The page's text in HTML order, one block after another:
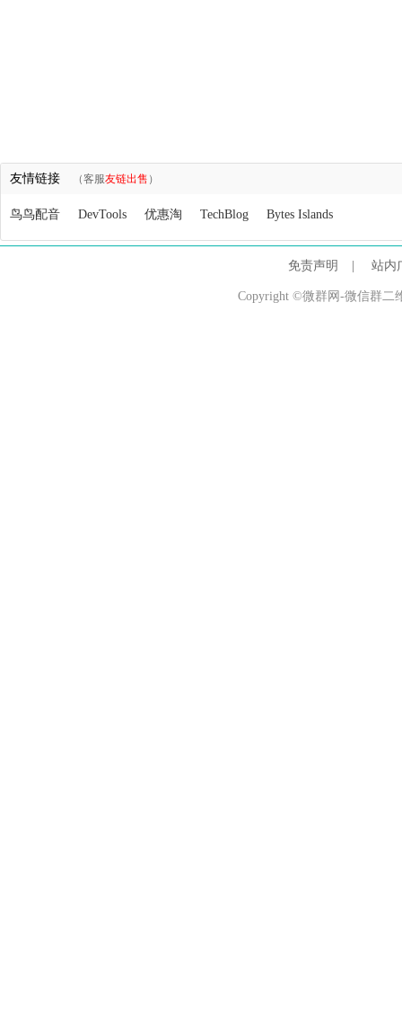
友情链接 （客服友链出售 ）
鸟鸟配音 DevTools 优惠淘 TechBlog Bytes Islands
免责声明 站内
Copyright ©微群网-微信群二